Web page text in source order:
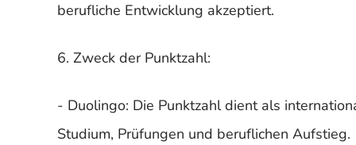
berufliche Entwicklung akzeptiert.
6. Zweck der Punktzahl:
- Duolingo: Die Punktzahl dient als
Studium, Prüfungen und beruflichen Aufstieg.